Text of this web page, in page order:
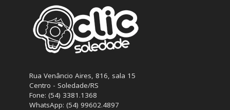
Rua Venâncio Aires, 816, sala 15
Centro - Soledade/RS
Fone: (54) 3381.1368
WhatsApp: (54) 99602.4897